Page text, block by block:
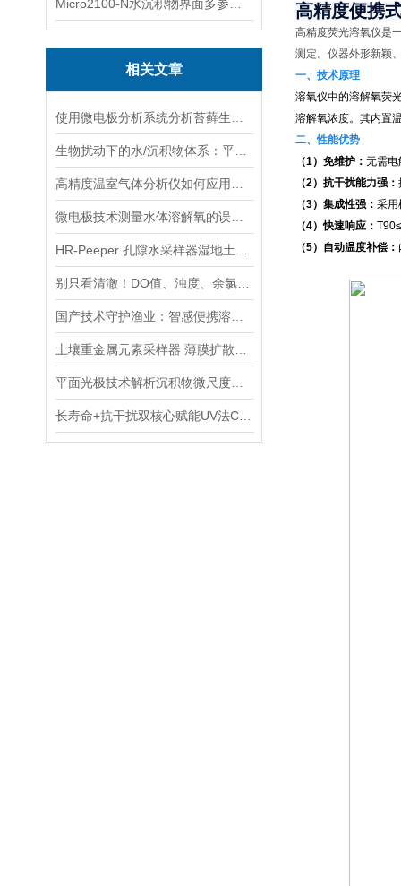
相关文章
高精度便携
高精度荧光溶氧仪是
测定。仪器外形新颖
一、技术原理
溶氧仪中的溶解氧荧
溶解氧浓度。其内置
二、性能优势
（1）免维护： 无需电
（2）抗干扰能力强：
（3）集成性强： 采用
（4）快速响应：
（5）自动温度补偿：